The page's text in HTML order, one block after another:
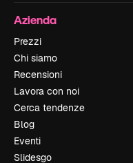
Azienda
Prezzi
Chi siamo
Recensioni
Lavora con noi
Cerca tendenze
Blog
Eventi
Slidesgo